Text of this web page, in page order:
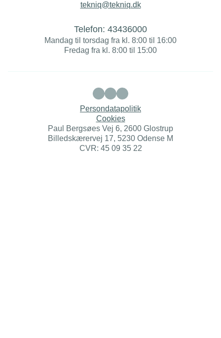
tekniq@tekniq.dk
Telefon: 43436000
Mandag til torsdag fra kl. 8:00 til 16:00
Fredag fra kl. 8:00 til 15:00
Persondatapolitik
Cookies
Paul Bergsøes Vej 6, 2600 Glostrup
Billedskærervej 17, 5230 Odense M
CVR: 45 09 35 22